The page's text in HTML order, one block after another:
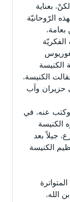
بعناية
الرّوحانيّة
الكنيسة
الكنيسة،
حزيران وآب
وكتب عنه، في
الكنيسة
جيلاً بعد
الكنيسة
الله،